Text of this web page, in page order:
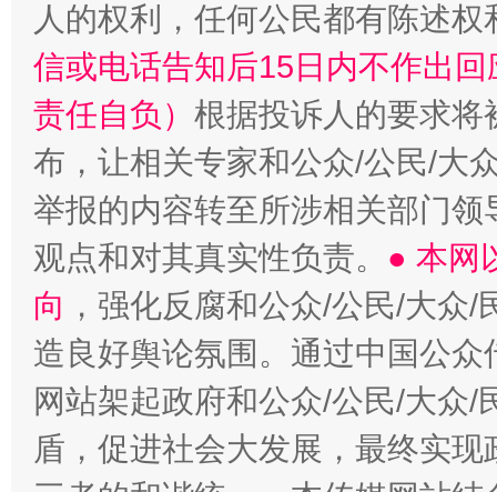
人的权利，任何公民都有陈述
信或电话告知后15日内不作出
责任自负） 根据投诉人的要求将
布，让相关专家和公众/公民/大
举报的内容转至所涉相关部门
观点和对其真实性负责。 ● 本网
向 ，强化反腐和公众/公民/大众
造良好舆论氛围。通过中国公
网站架起政府和公众/公民/大众
盾，促进社会大发展，最终实